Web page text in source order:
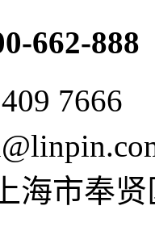
662-888
7666
上海市奉